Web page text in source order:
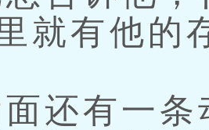
就有他的
还有一条